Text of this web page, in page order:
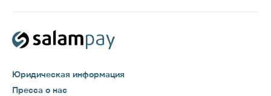
Юридическая информация
Пресса о нас